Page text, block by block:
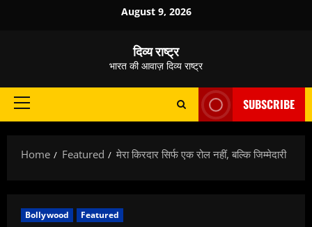
August 9, 2026
दिव्य राष्ट्र
भारत की आवाज़ दिव्य राष्ट्र
Primary
SUBSCRIBE
Home Featured मेरा किरदार सिर्फ एक रोल नहीं, बल्कि जिम्मेदारी
Bollywood Featured